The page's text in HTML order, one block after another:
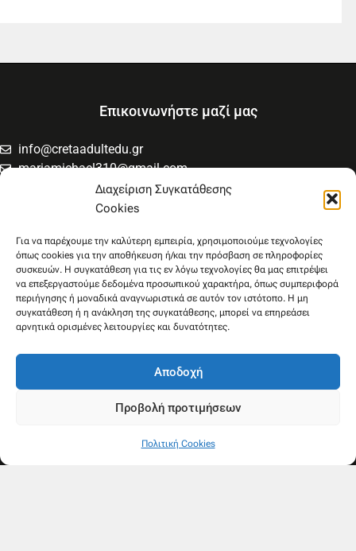
Διαχείριση Συγκατάθεσης
Cookies
Για να παρέχουμε την καλύτερη εμπειρία, χρησιμοποιούμε τεχνολογίες
όπως cookies για την αποθήκευση ή/και την πρόσβαση σε πληροφορίες
συσκευών. Η συγκατάθεση για τις εν λόγω τεχνολογίες θα μας επιτρέψει
να επεξεργαστούμε δεδομένα προσωπικού χαρακτήρα, όπως συμπεριφορά
περιήγησης ή μοναδικά αναγνωριστικά σε αυτόν τον ιστότοπο. Η μη
συγκατάθεση ή η ανάκληση της συγκατάθεσης, μπορεί να επηρεάσει
αρνητικά ορισμένες λειτουργίες και δυνατότητες.
Αποδοχή
Προβολή προτιμήσεων
Πολιτική Cookies
Επικοινωνήστε μαζί μας
info@cretaadultedu.gr
mariamichael310@gmail.com